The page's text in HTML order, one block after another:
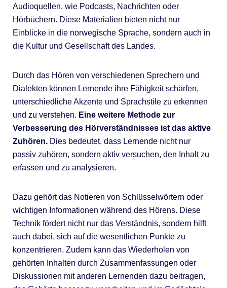
Audioquellen, wie Podcasts, Nachrichten oder
Hörbüchern. Diese Materialien bieten nicht nur
Einblicke in die norwegische Sprache, sondern auch in
die Kultur und Gesellschaft des Landes.
Durch das Hören von verschiedenen Sprechern und
Dialekten können Lernende ihre Fähigkeit schärfen,
unterschiedliche Akzente und Sprachstile zu erkennen
und zu verstehen. Eine weitere Methode zur
Verbesserung des Hörverständnisses ist das aktive
Zuhören.Dies bedeutet, dass Lernende nicht nur
passiv zuhören, sondern aktiv versuchen, den Inhalt zu
erfassen und zu analysieren.
Dazu gehört das Notieren von Schlüsselwörtern oder
wichtigen Informationen während des Hörens. Diese
Technik fördert nicht nur das Verständnis, sondern hilft
auch dabei, sich auf die wesentlichen Punkte zu
konzentrieren. Zudem kann das Wiederholen von
gehörten Inhalten durch Zusammenfassungen oder
Diskussionen mit anderen Lernenden dazu beitragen,